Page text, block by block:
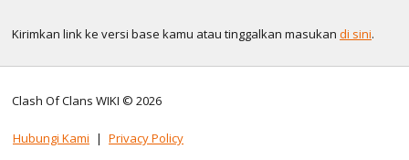
Kirimkan link ke versi base kamu atau tinggalkan masukan di sini.
Clash Of Clans WIKI © 2026
Hubungi Kami | Privacy Policy